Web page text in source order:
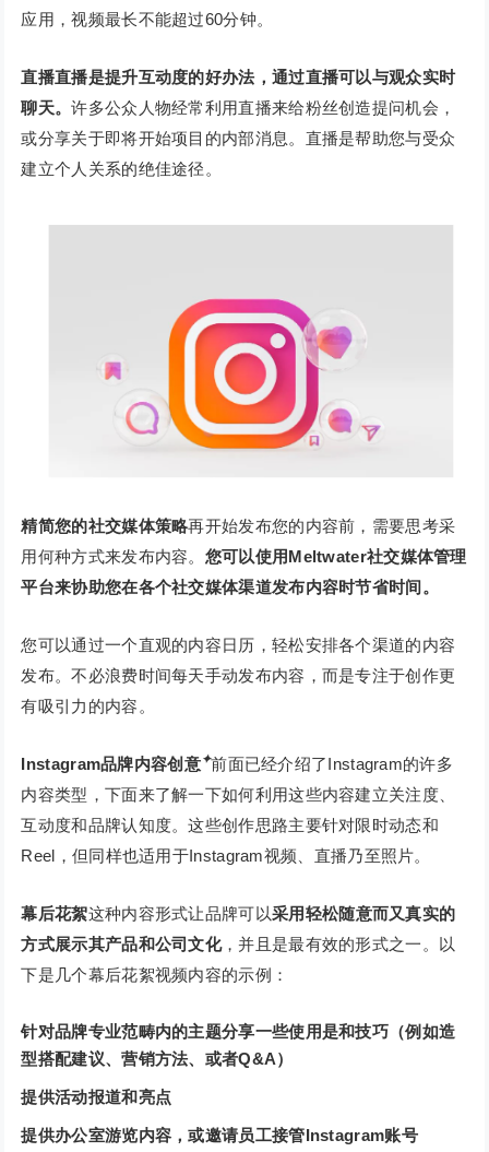
应用，视频最长不能超过60分钟。
直播直播是提升互动度的好办法，通过直播可以与观众实时
聊天。许多公众人物经常利用直播来给粉丝创造提问机会，
或分享关于即将开始项目的内部消息。直播是帮助您与受众
建立个人关系的绝佳途径。
精简您的社交媒体策略再开始发布您的内容前，需要思考采
用何种方式来发布内容。 您可以使用Meltwater社交媒体管理
平台来协助您在各个社交媒体渠道发布内容时节省时间。
您可以通过一个直观的内容日历，轻松安排各个渠道的内容
发布。不必浪费时间每天手动发布内容，而是专注于创作更
有吸引力的内容。
Instagram品牌内容创意✦前面已经介绍了Instagram的许多
内容类型，下面来了解一下如何利用这些内容建立关注度、
互动度和品牌认知度。这些创作思路主要针对限时动态和
Reel，但同样也适用于Instagram视频、直播乃至照片。
幕后花絮这种内容形式让品牌可以采用轻松随意而又真实的
方式展示其产品和公司文化，并且是最有效的形式之一。以
下是几个幕后花絮视频内容的示例：
针对品牌专业范畴内的主题分享一些使用是和技巧（例如造
型搭配建议、营销方法、或者Q&A）
提供活动报道和亮点
提供办公室游览内容，或邀请员工接管Instagram账号